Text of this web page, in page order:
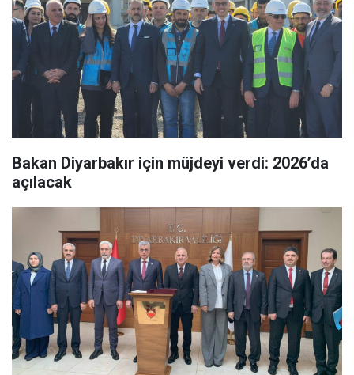
Bakan Diyarbakır için müjdeyi verdi: 2026’da
açılacak